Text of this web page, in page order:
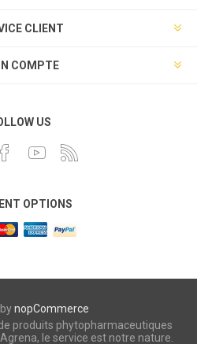
CLIENT
COMPTE
US
OPTIONS
nopCommerce
produits phytopharmaceutiques
le service est notre nature.